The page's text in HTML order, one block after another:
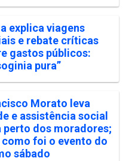
explica viagens
e rebate críticas
gastos públicos:
pura”
Morato leva
e assistência social
perto dos moradores;
como foi o evento do
sábado